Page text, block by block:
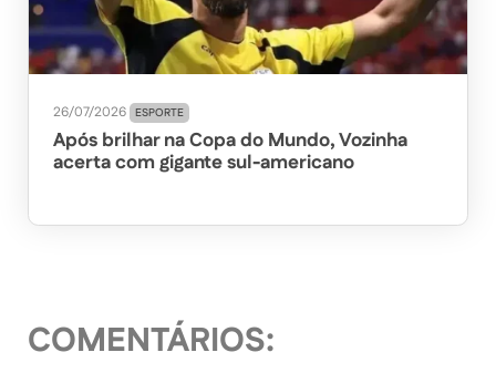
26/07/2026 ESPORTE
Após brilhar na Copa do Mundo, Vozinha
acerta com gigante sul-americano
COMENTÁRIOS: